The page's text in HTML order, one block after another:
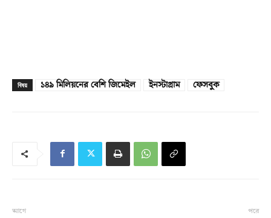
বিষয় ১৪৯ মিলিয়নের বেশি জিমেইল ইনস্টাগ্রাম ফেসবুক
আগে পরে